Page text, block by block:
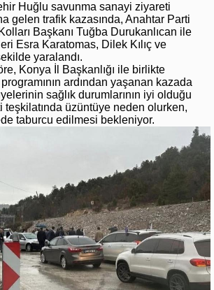
Huğlu savunma sanayi ziyareti
gelen trafik kazasında, Anahtar Parti
Başkanı Tuğba Durukanlıcan ile
Esra Karatomas, Dilek Kılıç ve
yaralandı.
Konya İl Başkanlığı ile birlikte
ardından yaşanan kazada
sağlık durumlarının iyi olduğu
teşkilatında üzüntüye neden olurken,
taburcu edilmesi bekleniyor.